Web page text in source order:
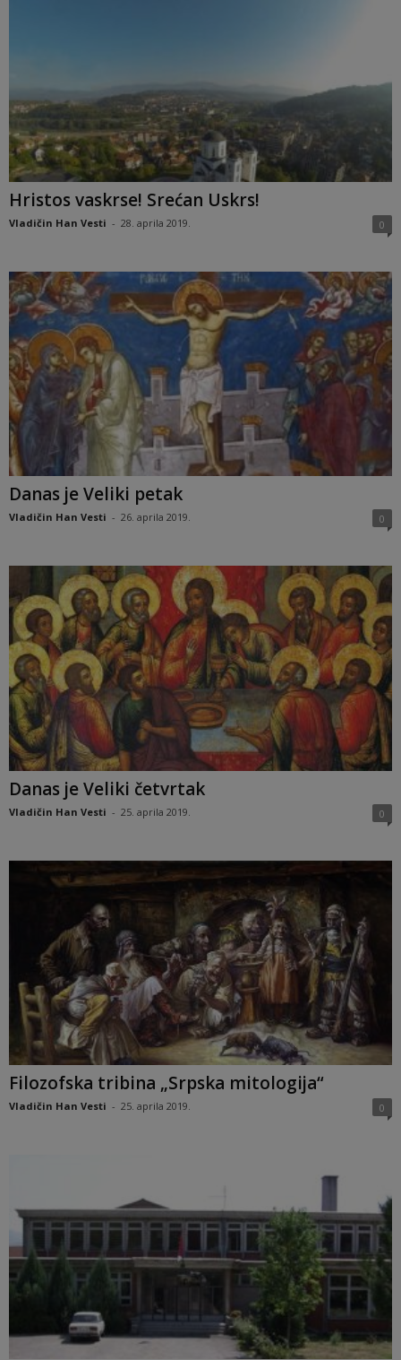
Hristos vaskrse! Srećan Uskrs!
Vladičin Han Vesti - 28. aprila 2019. 0
Danas je Veliki petak
Vladičin Han Vesti - 26. aprila 2019. 0
Danas je Veliki četvrtak
Vladičin Han Vesti - 25. aprila 2019. 0
Filozofska tribina „Srpska mitologija“
Vladičin Han Vesti - 25. aprila 2019. 0